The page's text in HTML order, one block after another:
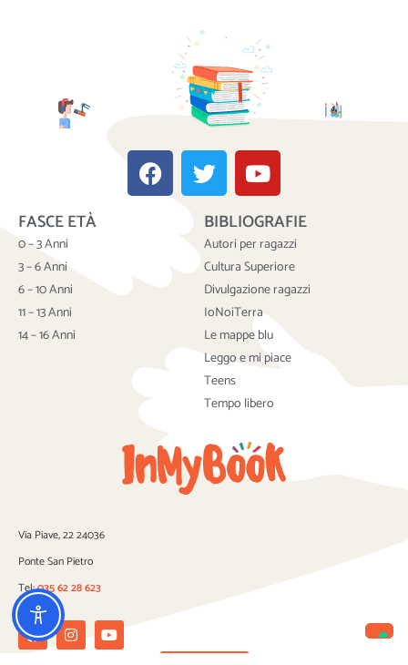
F
a
c
T
w
i
t
t
e
r
Y
o
u
t
u
b
e
FASCE ETÀ
0 – 3 Anni
3 – 6 Anni
6 – 10 Anni
11 – 13 Anni
14 – 16 Anni
BIBLIOGRAFIE
Autori per ragazzi
Cultura Superiore
Divulgazione ragazzi
IoNoiTerra
Le mappe blu
Leggo e mi piace
Teens
Tempo libero
Via Piave, 22 24036
Ponte San Pietro
Tel:035 62 28 623
FacebookInstagramYoutube